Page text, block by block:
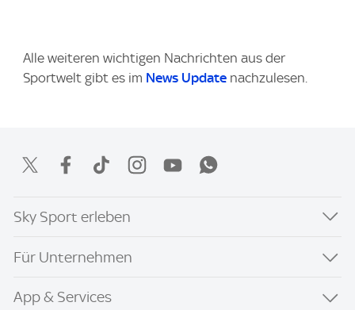
Alle weiteren wichtigen Nachrichten aus der
Sportwelt gibt es im News Update nachzulesen.
Sky Sport erleben
Für Unternehmen
App & Services